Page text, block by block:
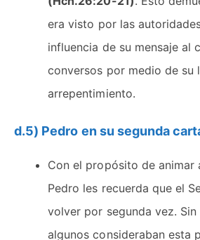
era visto por las
influencia de su mensaje al
conversos por medio de su
arrepentimiento.
d.5) Pedro en su segunda
Con el propósito de animar
Pedro les recuerda que el
volver por segunda vez.
algunos consideraban esta